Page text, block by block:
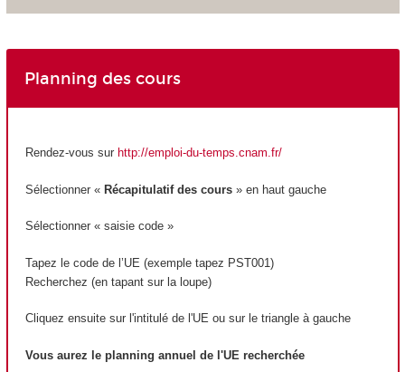
Planning des cours
Rendez-vous sur http://emploi-du-temps.cnam.fr/
Sélectionner « Récapitulatif des cours » en haut gauche
Sélectionner « saisie code »
Tapez le code de l’UE (exemple tapez PST001)
Recherchez (en tapant sur la loupe)
Cliquez ensuite sur l'intitulé de l'UE ou sur le triangle à gauche
Vous aurez le planning annuel de l'UE recherchée